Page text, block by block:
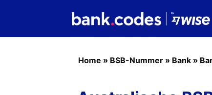
Home » BSB-Nummer » Bank »